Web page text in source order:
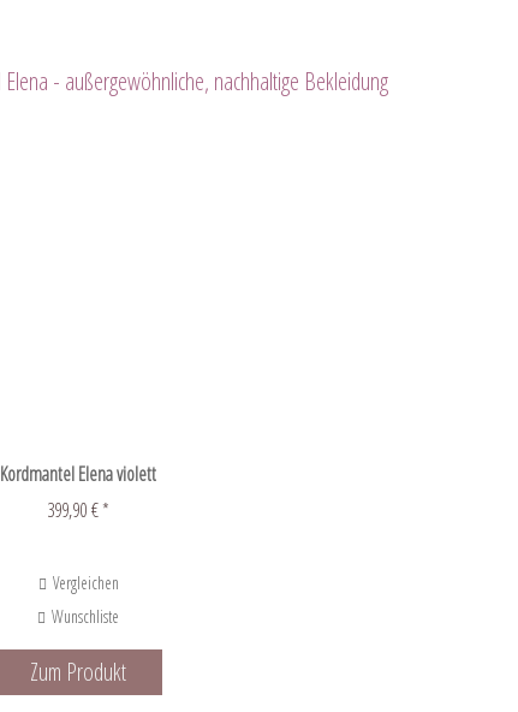
Kordmantel Elena violett
399,90 € *
Vergleichen
Wunschliste
Zum Produkt